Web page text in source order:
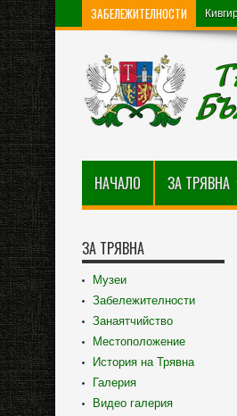
ЗАБЕЛЕЖИТЕЛНОСТИ
НАЧАЛО ЗА ТРЯВНА
ЗА ТРЯВНА
Музеи
Забележителности
Занаятчийство
Местоположение
История на Трявна
Галерия
Видео галерия